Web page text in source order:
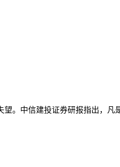
。中信建投证券研报指出，凡